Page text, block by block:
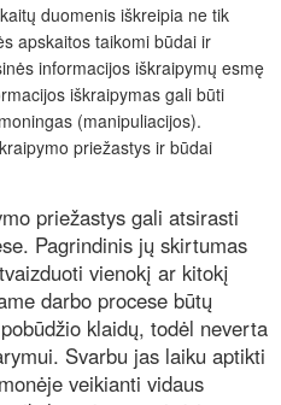
duomenis iškreipia ne tik
apskaitos taikomi būdai ir
informacijos iškraipymų esmę
iškraipymas gali būti
(manipuliacijos).
priežastys ir būdai
priežastys gali atsirasti
Pagrindinis jų skirtumas
vienokį ar kitokį
darbo procese būtų
klaidų, todėl neverta
Svarbu jas laiku aptikti
veikianti vidaus